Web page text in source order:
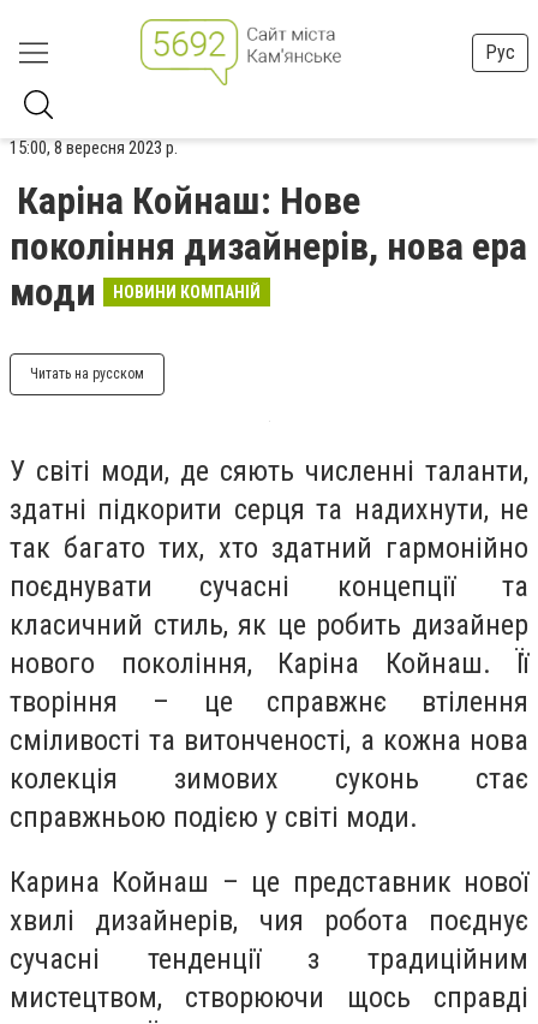
Рус
15:00, 8 вересня 2023 р.
Каріна Койнаш: Нове
покоління дизайнерів, нова ера
моди
НОВИНИ КОМПАНІЙ
Читать на русском
У світі моди, де сяють численні таланти,
здатні підкорити серця та надихнути, не
так багато тих, хто здатний гармонійно
поєднувати сучасні концепції та
класичний стиль, як це робить дизайнер
нового покоління, Каріна Койнаш. Її
творіння – це справжнє втілення
сміливості та витонченості, а кожна нова
колекція зимових суконь стає
справжньою подією у світі моди.
Карина Койнаш – це представник нової
хвилі дизайнерів, чия робота поєднує
сучасні тенденції з традиційним
мистецтвом, створюючи щось справді